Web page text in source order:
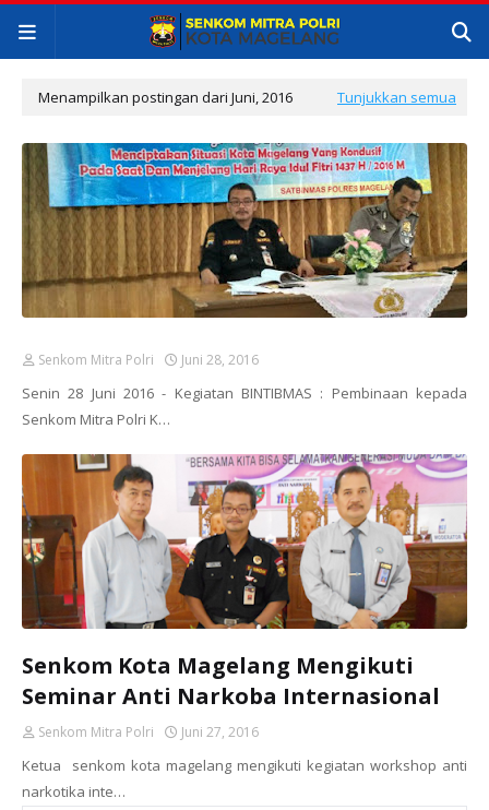
Menampilkan postingan dari Juni, 2016 Tunjukkan semua
Senkom Mitra Polri Juni 28, 2016
Senin 28 Juni 2016 - Kegiatan BINTIBMAS : Pembinaan kepada
Senkom Mitra Polri K…
Senkom Kota Magelang Mengikuti
Seminar Anti Narkoba Internasional
Senkom Mitra Polri Juni 27, 2016
Ketua senkom kota magelang mengikuti kegiatan workshop anti
narkotika inte…